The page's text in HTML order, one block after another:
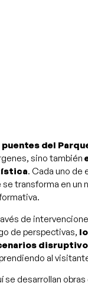
puentes del
sino también
. Cada uno de
se transforma en un
de
de perspectivas,
al
se desarrollan obras